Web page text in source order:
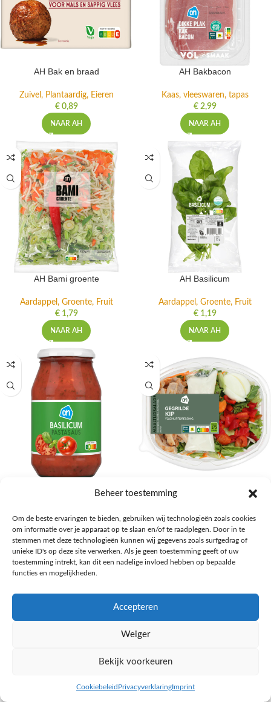
Beheer toestemming
Om de beste ervaringen te bieden, gebruiken wij technologieën zoals cookies
om informatie over je apparaat op te slaan en/of te raadplegen. Door in te
stemmen met deze technologieën kunnen wij gegevens zoals surfgedrag of
unieke ID's op deze site verwerken. Als je geen toestemming geeft of uw
toestemming intrekt, kan dit een nadelige invloed hebben op bepaalde
functies en mogelijkheden.
Accepteren
Weiger
Bekijk voorkeuren
Cookiebeleid PrivacyverklaringImprint
AH Bak en braad
Zuivel, Plantaardig, Eieren
€0,89
NAAR AH
AH Bakbacon
Kaas, vleeswaren, tapas
€2,99
NAAR AH
AH Bami groente
Aardappel, Groente, Fruit
€1,79
NAAR AH
AH Basilicum
Aardappel, Groente, Fruit
€1,19
NAAR AH
€1,59
NAAR AH
Salades,Pizza, Maaltijden
€3,39
NAAR AH